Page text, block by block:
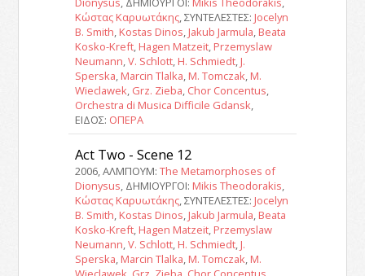
Κώστας Καρυωτάκης, ΣΥΝΤΕΛΕΣΤΕΣ: Jocelyn
B. Smith, Kostas Dinos, Jakub Jarmula, Beata
Kosko-Kreft, Hagen Matzeit, Przemyslaw
Neumann,V. Schlott, H. Schmiedt, J.
Sperska, Marcin Tlalka, M. Tomczak, M.
Wieclawek, Grz. Zieba, Chor Concentus,
Orchestra di Musica Difficile Gdansk,
ΕΙΔΟΣ: ΟΠΕΡΑ
Act Two - Scene 12
2006, ΑΛΜΠΟΥΜ: The Metamorphoses of
Dionysus, ΔΗΜΙΟΥΡΓΟΙ: Mikis Theodorakis,
Κώστας Καρυωτάκης, ΣΥΝΤΕΛΕΣΤΕΣ: Jocelyn
B. Smith, Kostas Dinos, Jakub Jarmula, Beata
Kosko-Kreft, Hagen Matzeit, Przemyslaw
Neumann,V. Schlott, H. Schmiedt, J.
Sperska, Marcin Tlalka, M. Tomczak, M.